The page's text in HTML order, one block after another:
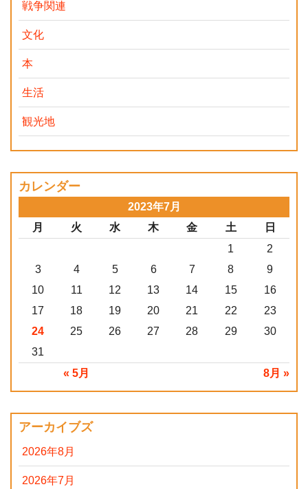
戦争関連
文化
本
生活
観光地
カレンダー
2023年7月
月
火 水 木 金 土 日
« 5月 8月 »
1
2
3
4 5 6 7 8
9
10
11 12 13 14 15
16
17
18 19 20 21 22
23
24
25 26 27 28 29
30
31
アーカイブズ
2026年8月
2026年7月